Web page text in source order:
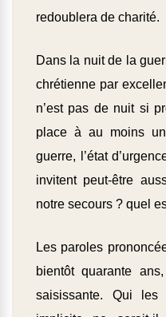
redoublera de charité.
Dans la nuit de la
chrétienne par
n’est pas de nuit si
place à au moins
guerre, l’état
invitent peut-être
notre secours ? quel
Les paroles
bientôt quarante
saisissante. Qui